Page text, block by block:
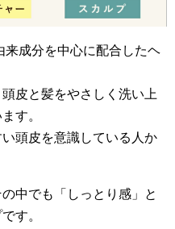
来成分を中心に配合したヘ
皮と髪をやさしく洗い上
す。
頭皮を意識している人か
中でも「しっとり感」と
す。